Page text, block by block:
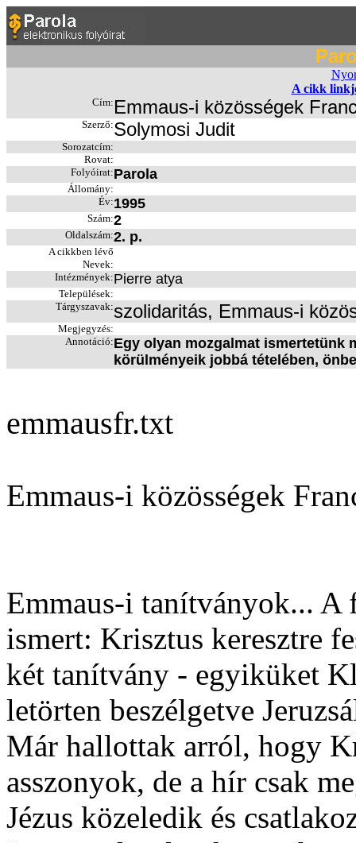
A cikk
Cím: Emmaus-i közösségek
Szerző:Solymosi Judit
Sorozatcím:
Rovat:
Folyóirat:Parola
Állomány:
Év:1995
Szám:2
Oldalszám:2. p.
A cikkben lévő
Nevek:
Intézmények:Pierre atya
Települések:
Tárgyszavak:szolidaritás, Emmaus-i
Megjegyzés:
Annotáció:Egy olyan mozgalmat ismertetünk
körülményeik jobbá tételében,
emmausfr.txt
Emmaus-i közösségek
Emmaus-i tanítványok... A
ismert: Krisztus keresztre
két tanítvány - egyiküket
letörten beszélgetve
Már hallottak arról, hogy
asszonyok, de a hír csak
Jézus közeledik és